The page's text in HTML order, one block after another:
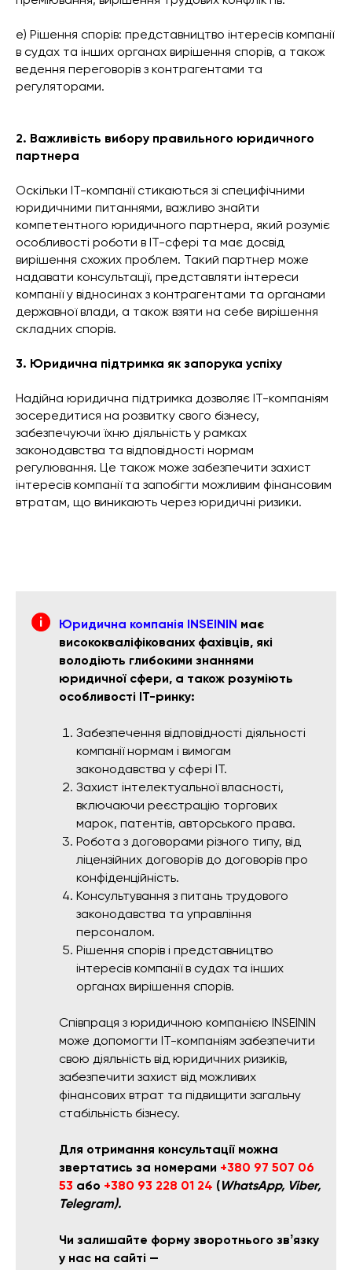
е) Рішення спорів: представництво інтересів компанії
в судах та інших органах вирішення спорів, а також
ведення переговорів з контрагентами та
регуляторами.
2. Важливість вибору правильного юридичного
партнера
Оскільки ІТ-компанії стикаються зі специфічними
юридичними питаннями, важливо знайти
компетентного юридичного партнера, який розуміє
особливості роботи в ІТ-сфері та має досвід
вирішення схожих проблем. Такий партнер може
надавати консультації, представляти інтереси
компанії у відносинах з контрагентами та органами
державної влади, а також взяти на себе вирішення
складних спорів.
3. Юридична підтримка як запорука успіху
Надійна юридична підтримка дозволяє ІТ-компаніям
зосередитися на розвитку свого бізнесу,
забезпечуючи їхню діяльність у рамках
законодавства та відповідності нормам
регулювання. Це також може забезпечити захист
інтересів компанії та запобігти можливим фінансовим
втратам, що виникають через юридичні ризики.
Юридична компанія INSEININ має
висококваліфікованих фахівців, які
володіють глибокими знаннями
юридичної сфери, а також розуміють
особливості ІТ-ринку:
Забезпечення відповідності діяльності
компанії нормам і вимогам
законодавства у сфері ІТ.
Захист інтелектуальної власності,
включаючи реєстрацію торгових
марок, патентів, авторського права.
Робота з договорами різного типу, від
ліцензійних договорів до договорів про
конфіденційність.
Консультування з питань трудового
законодавства та управління
персоналом.
Рішення спорів і представництво
інтересів компанії в судах та інших
органах вирішення спорів.
Співпраця з юридичною компанією INSEININ
може допомогти ІТ-компаніям забезпечити
свою діяльність від юридичних ризиків,
забезпечити захист від можливих
фінансових втрат та підвищити загальну
стабільність бізнесу.
Для отримання консультації можна
звертатись за номерами +380 97 507 06
53 або +380 93 228 01 24 (WhatsApp, Viber,
Telegram).
Чи залишайте форму зворотнього звʼязку
у нас на сайті —